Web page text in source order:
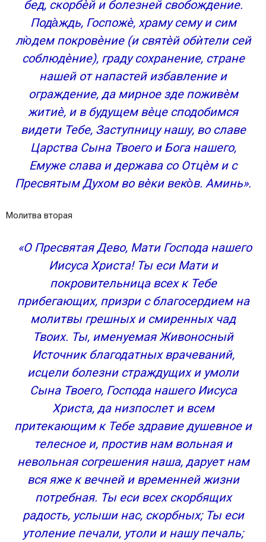
бед, скорбѐй и болезней свобождение.
Пода̀ждь, Госпожѐ, храму сему и сим
лю̀дем покровѐние (и святѐй обѝтели сей
соблюдѐние), граду сохранение, стране
нашей от напастей избавление и
ограждение, да мирное зде поживѐм
житиѐ, и в будущем вѐце сподобимся
видети Тебе, Заступницу нашу, во славе
Царства Сына Твоего и Бога нашего,
Емуже слава и держава со Отцѐм и с
Пресвятым Духом во вѐки веко̀в. Аминь».
Молитва вторая
«О Пресвятая Дево, Мати Господа нашего
Иисуса Христа! Ты еси Мати и
покровительница всех к Тебе
прибегающих, призри с благосердием на
молитвы грешных и смиренных чад
Твоих. Ты, именуемая Живоносный
Источник благодатных врачеваний,
исцели болезни страждущих и умоли
Сына Твоего, Господа нашего Иисуса
Христа, да низпослет и всем
притекающим к Тебе здравие душевное и
телесное и, простив нам вольная и
невольная согрешения наша, дарует нам
вся яже к вечней и временней жизни
потребная. Ты еси всех скорбящих
радость, услыши нас, скорбных; Ты еси
утоление печали, утоли и нашу печаль;